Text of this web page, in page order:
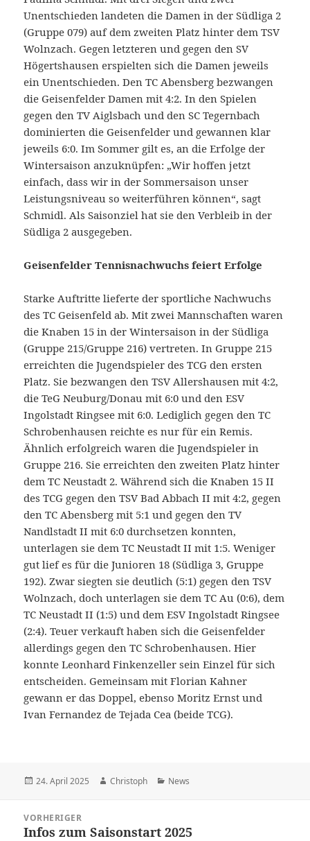
Unentschieden landeten die Damen in der Südliga 2
(Gruppe 079) auf dem zweiten Platz hinter dem TSV
Wolnzach. Gegen letzteren und gegen den SV
Högertshausen erspielten sich die Damen jeweils
ein Unentschieden. Den TC Abensberg bezwangen
die Geisenfelder Damen mit 4:2. In den Spielen
gegen den TV Aiglsbach und den SC Tegernbach
dominierten die Geisenfelder und gewannen klar
jeweils 6:0. Im Sommer gilt es, an die Erfolge der
Wintersaison anzuknüpfen: „Wir hoffen jetzt
einfach, dass wir in der Sommersaison unser
Leistungsniveau so weiterführen können“, sagt
Schmidl. Als Saisonziel hat sie den Verbleib in der
Südliga 2 ausgegeben.
Geisenfelder Tennisnachwuchs feiert Erfolge
Starke Auftritte lieferte der sportliche Nachwuchs
des TC Geisenfeld ab. Mit zwei Mannschaften waren
die Knaben 15 in der Wintersaison in der Südliga
(Gruppe 215/Gruppe 216) vertreten. In Gruppe 215
erreichten die Jugendspieler des TCG den ersten
Platz. Sie bezwangen den TSV Allershausen mit 4:2,
die TeG Neuburg/Donau mit 6:0 und den ESV
Ingolstadt Ringsee mit 6:0. Lediglich gegen den TC
Schrobenhausen reichte es nur für ein Remis.
Ähnlich erfolgreich waren die Jugendspieler in
Gruppe 216. Sie erreichten den zweiten Platz hinter
dem TC Neustadt 2. Während sich die Knaben 15 II
des TCG gegen den TSV Bad Abbach II mit 4:2, gegen
den TC Abensberg mit 5:1 und gegen den TV
Nandlstadt II mit 6:0 durchsetzen konnten,
unterlagen sie dem TC Neustadt II mit 1:5. Weniger
gut lief es für die Junioren 18 (Südliga 3, Gruppe
192). Zwar siegten sie deutlich (5:1) gegen den TSV
Wolnzach, doch unterlagen sie dem TC Au (0:6), dem
TC Neustadt II (1:5) und dem ESV Ingolstadt Ringsee
(2:4). Teuer verkauft haben sich die Geisenfelder
allerdings gegen den TC Schrobenhausen. Hier
konnte Leonhard Finkenzeller sein Einzel für sich
entscheiden. Gemeinsam mit Florian Kahner
gewann er das Doppel, ebenso Moritz Ernst und
Ivan Fernandez de Tejada Cea (beide TCG).
Veröffentlicht
24. April 2025 Autor
Christoph Kategorien
News
VORHERIGER
Vorheriger
Infos zum Saisonstart 2025